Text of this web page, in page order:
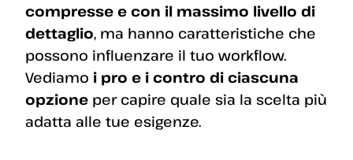
compresse e con il massimo livello di
dettaglio, ma hanno caratteristiche che
possono influenzare il tuo workflow.
Vediamo i pro e i contro di ciascuna
opzione per capire quale sia la scelta più
adatta alle tue esigenze.